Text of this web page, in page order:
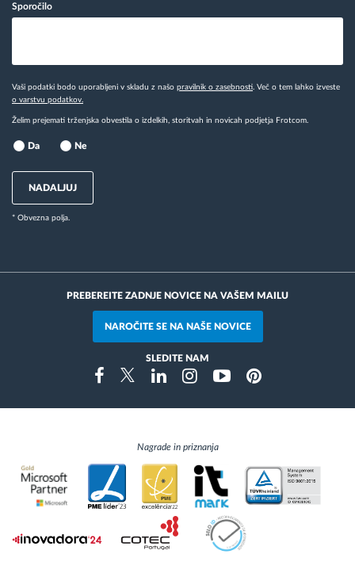
Sporočilo
Vaši podatki bodo uporabljeni v skladu z našo pravilnik o zasebnosti . Več o tem lahko izveste
o varstvu podatkov.
Želim prejemati trženjska obvestila o izdelkih, storitvah in novicah podjetja Frotcom.
Da Ne
NADALJUJ
* Obvezna polja.
PREBEREITE ZADNJE NOVICE NA VAŠEM MAILU
NAROČITE SE NA NAŠE NOVICE
SLEDITE NAM
FacebookTwitterLinkedinInstragramYoutubePinterest
Nagrade in priznanja